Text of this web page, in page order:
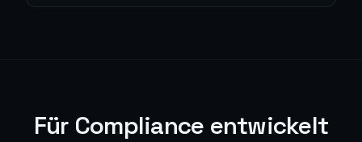
Für Compliance entwickelt